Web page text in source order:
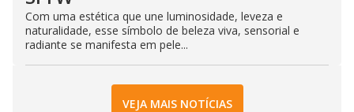
Com uma estética que une luminosidade, leveza e
naturalidade, esse símbolo de beleza viva, sensorial e
radiante se manifesta em pele...
VEJA MAIS NOTÍCIAS